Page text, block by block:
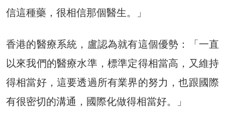
信這種藥，很相信那個醫生。」
香港的醫療系統，盧認為就有這個優勢：「一直
以來我們的醫療水準，標準定得相當高，又維持
得相當好，這要透過所有業界的努力，也跟國際
有很密切的溝通，國際化做得相當好。」